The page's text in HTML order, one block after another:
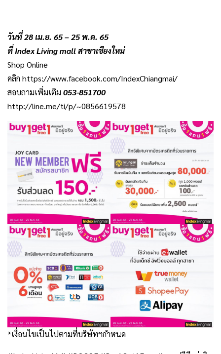
วันที่ 28 เม.ย. 65 – 25 พ.ค. 65
ที่ Index Living mall สาขาเชียงใหม่
Shop Online
คลิก https://www.facebook.com/IndexChiangmai/
สอบถามเพิ่มเติม 053-851700
http://line.me/ti/p/~0856619578
*เงื่อนไขเป็นไปตามที่บริษัทฯกําหนด